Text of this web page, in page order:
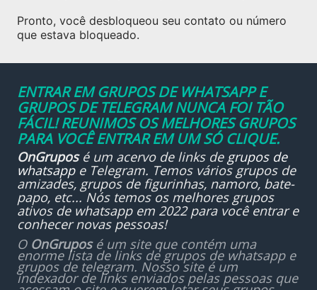
Pronto, você desbloqueou seu contato ou número
que estava bloqueado.
ENTRAR EM GRUPOS DE WHATSAPP E
GRUPOS DE TELEGRAM NUNCA FOI TÃO
FÁCIL! REUNIMOS OS MELHORES GRUPOS
PARA VOCÊ ENTRAR EM UM SÓ CLIQUE.
OnGruposé um acervo de links de grupos de
whatsappe Telegram. Temos vários grupos de
amizades, grupos de figurinhas, namoro, bate-
papo, etc... Nós temos os melhores grupos
ativos de whatsapp em 2022 para você entrar e
conhecer novas pessoas!
O OnGruposé um site que contém uma
enorme lista de links de grupos de whatsapp e
grupos de telegram. Nosso site é um
indexador de links enviados pelas pessoas que